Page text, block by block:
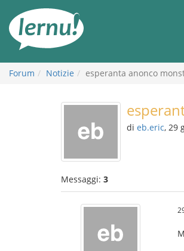
all’indice
Forum Notizie esperanta anonco
di eb.eric, 29
Messaggi: 3